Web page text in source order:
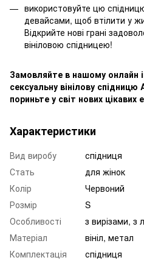
використовуйте цю
девайсами, щоб втілити у
Відкрийте нові грані
вініловою спідницею!
Замовляйте в нашому онлайн
сексуальну вінілову
пориньте у світ нових цікавих
Характеристики
Вид виробу
спідниця
Стать
для жінок
Колір
Червоний
Розмір
S
Особливості
з вирізами,
Матеріал
вініл, метал
Комплектація
спідниця